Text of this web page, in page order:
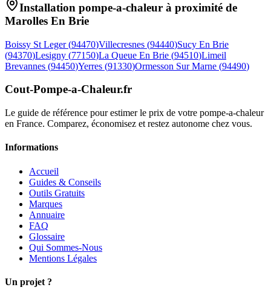
Installation pompe-a-chaleur à proximité de
Marolles En Brie
Boissy St Leger (94470)Villecresnes (94440)Sucy En Brie
(94370)Lesigny (77150)La Queue En Brie (94510)Limeil
Brevannes (94450)Yerres (91330)Ormesson Sur Marne (94490)
Cout-Pompe-a-Chaleur.fr
Le guide de référence pour estimer le prix de votre pompe-a-chaleur
en France. Comparez, économisez et restez autonome chez vous.
Informations
Accueil
Guides & Conseils
Outils Gratuits
Marques
Annuaire
FAQ
Glossaire
Qui Sommes-Nous
Mentions Légales
Un projet ?